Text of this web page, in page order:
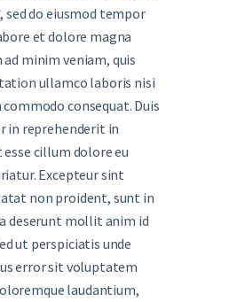
sed do eiusmod tempor
et dolore magna
minim veniam, quis
ullamco laboris nisi
commodo consequat. Duis
in reprehenderit in
cillum dolore eu
Excepteur sint
non proident, sunt in
deserunt mollit anim id
ut perspiciatis unde
error sit voluptatem
laudantium,